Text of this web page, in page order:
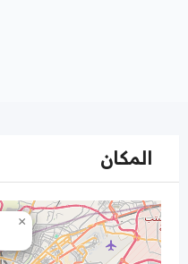
المكان
×